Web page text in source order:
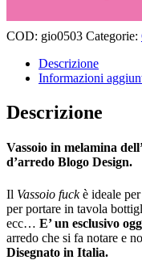
COD: gio0503 Categorie:
Descrizione
Informazioni
Descrizione
Vassoio in melamina
d’arredo Blogo Design.
Il Vassoio fuckè ideale per
per portare in tavola
ecc… E’ un esclusivo
arredo che si fa notare e
Disegnato in Italia.